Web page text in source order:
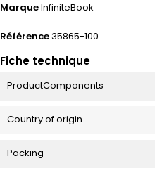
MarqueInfiniteBook
Référence35865-100
Fiche technique
ProductComponents
Country of origin
Packing